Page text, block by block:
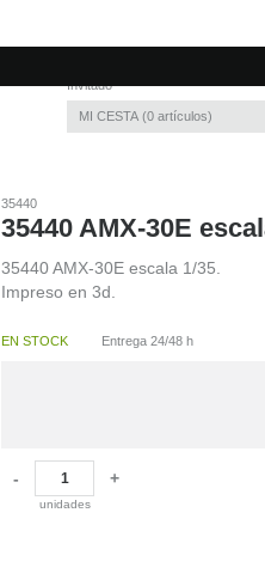
Invitado
MI CESTA 0 artículos
35440
35440 AMX-30E
35440 AMX-30E escala 1/35.
Impreso en 3d.
EN STOCK Entrega 24/48 h
-
unidades
+